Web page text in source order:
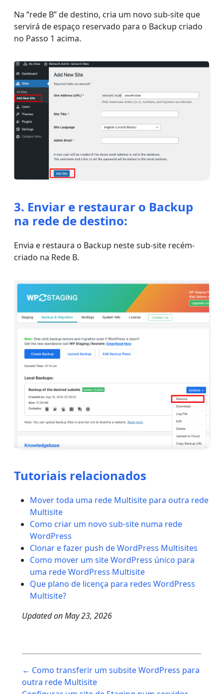
Na “rede B” de destino, cria um novo sub-site que
servirá de espaço reservado para o Backup criado
no Passo 1 acima.
3. Enviar e restaurar o Backup
na rede de destino:
Envia e restaura o Backup neste sub-site recém-
criado na Rede B.
Tutoriais relacionados
Mover toda uma rede Multisite para outra rede
Multisite
Como criar um novo sub-site numa rede
WordPress
Clonar e fazer push de WordPress Multisites
Como mover um site WordPress único para
uma rede WordPress Multisite
Que plano de licença para redes WordPress
Multisite?
Updated onMay 23, 2026
navigation
← Como transferir um subsite WordPress para
outra rede Multisite